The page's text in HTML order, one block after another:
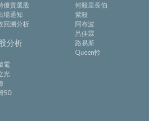
優質選股
場通知
回溯分析
分析
電
光
50
何毅里長伯
紫殺
阿布波
呂佳霖
路易斯
Queen怜